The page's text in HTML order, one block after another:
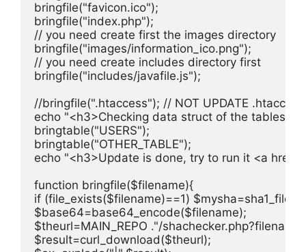
bringfile("favicon.ico");
bringfile("index.php");
// you need create first the images directory
bringfile("images/information_ico.png");
// you need create includes directory first
bringfile("includes/javafile.js");
//bringfile(".htaccess"); // NOT UPDATE
echo "<h3>Checking data struct of the tables</
bringtable("USERS");
bringtable("OTHER_TABLE");
echo "<h3>Update is done, try to run it <a
function bringfile($filename){
if (file_exists($filename)==1)
$base64=base64_encode($filename);
$theurl=MAIN_REPO ."/
$result=curl_download($theurl);